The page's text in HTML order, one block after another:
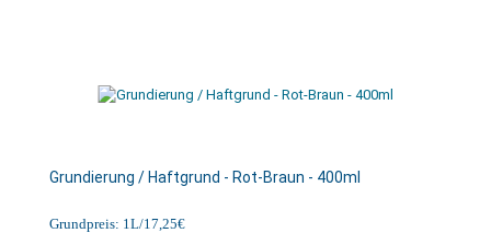
Grundierung / Haftgrund - Rot-Braun - 400ml
Grundpreis: 1L/17,25€